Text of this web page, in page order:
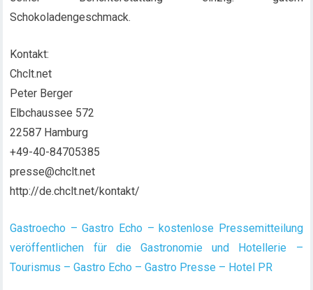
Schokoladengeschmack.
Kontakt:
Chclt.net
Peter Berger
Elbchaussee 572
22587 Hamburg
+49-40-84705385
presse@chclt.net
http://de.chclt.net/kontakt/
Gastroecho – Gastro Echo – kostenlose Pressemitteilung
veröffentlichen für die Gastronomie und Hotellerie –
Tourismus – Gastro Echo – Gastro Presse – Hotel PR